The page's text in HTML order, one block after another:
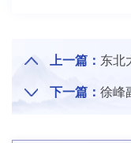
上一篇： 东北大学
下一篇： 徐峰副